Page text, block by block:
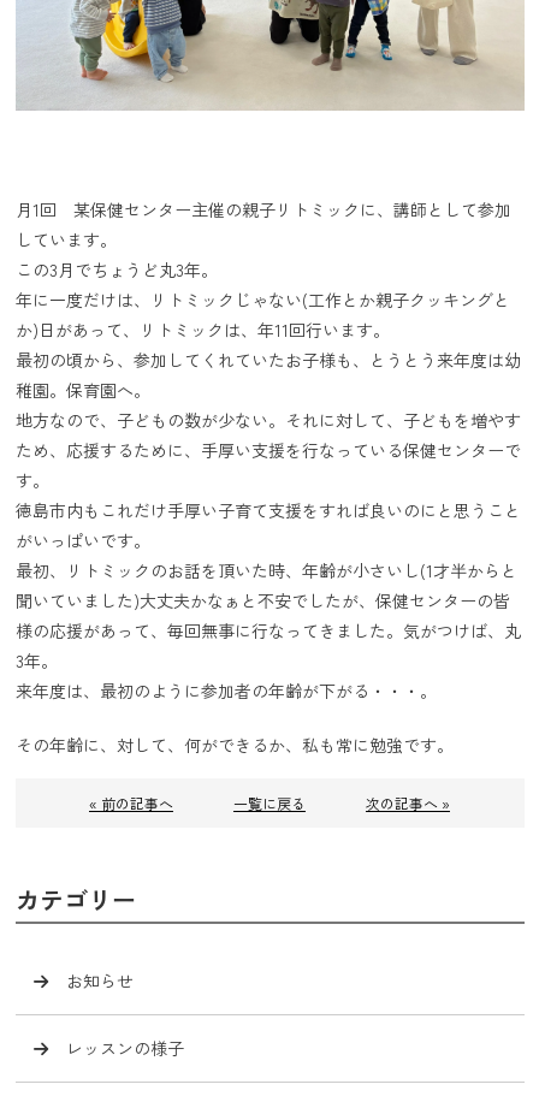
月1回 某保健センター主催の親子リトミックに、講師として参加
しています。
この3月でちょうど丸3年。
年に一度だけは、リトミックじゃない(工作とか親子クッキングと
か)日があって、リトミックは、年11回行います。
最初の頃から、参加してくれていたお子様も、とうとう来年度は幼
稚園。保育園へ。
地方なので、子どもの数が少ない。それに対して、子どもを増やす
ため、応援するために、手厚い支援を行なっている保健センターで
す。
徳島市内もこれだけ手厚い子育て支援をすれば良いのにと思うこと
がいっぱいです。
最初、リトミックのお話を頂いた時、年齢が小さいし(1才半からと
聞いていました)大丈夫かなぁと不安でしたが、保健センターの皆
様の応援があって、毎回無事に行なってきました。気がつけば、丸
3年。
来年度は、最初のように参加者の年齢が下がる・・・。
その年齢に、対して、何ができるか、私も常に勉強です。
« 前の記事へ 一覧に戻る 次の記事へ »
カテゴリー
お知らせ
レッスンの様子